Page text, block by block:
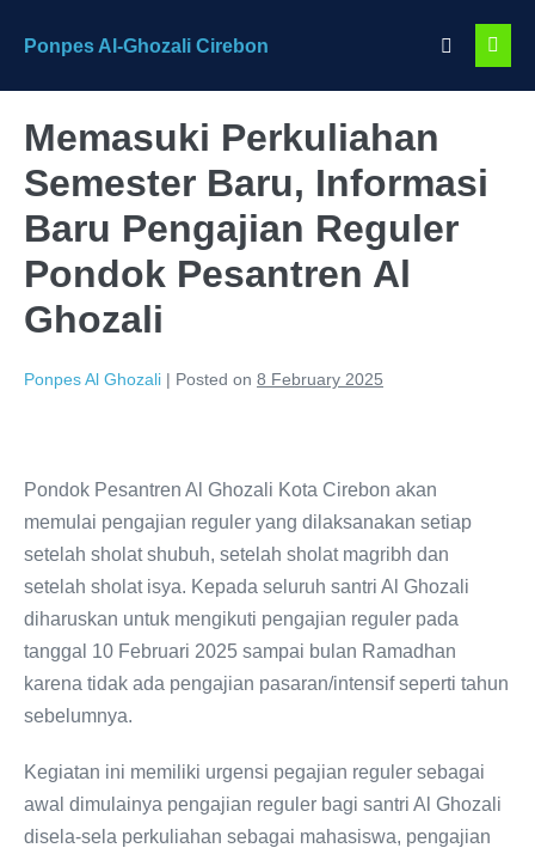
Ponpes Al-Ghozali Cirebon
Search
Menu
Memasuki Perkuliahan
Semester Baru, Informasi
Baru Pengajian Reguler
Pondok Pesantren Al
Ghozali
Ponpes Al Ghozali | Posted on 8 February 2025
Pondok Pesantren Al Ghozali Kota Cirebon akan
memulai pengajian reguler yang dilaksanakan setiap
setelah sholat shubuh, setelah sholat magribh dan
setelah sholat isya. Kepada seluruh santri Al Ghozali
diharuskan untuk mengikuti pengajian reguler pada
tanggal 10 Februari 2025 sampai bulan Ramadhan
karena tidak ada pengajian pasaran/intensif seperti tahun
sebelumnya.
Kegiatan ini memiliki urgensi pegajian reguler sebagai
awal dimulainya pengajian reguler bagi santri Al Ghozali
disela-sela perkuliahan sebagai mahasiswa, pengajian